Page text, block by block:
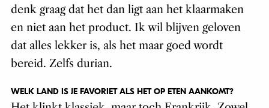
denk graag dat het dan ligt aan het klaarmaken
en niet aan het product. Ik wil blijven geloven
dat alles lekker is, als het maar goed wordt
bereid. Zelfs durian.
WELK LAND IS JE FAVORIET ALS HET OP ETEN AANKOMT?